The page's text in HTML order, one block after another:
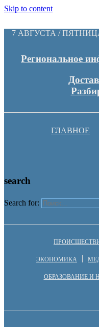
Skip to content
7 АВГУСТА /
Региональное
ГЛАВНОЕ
search
Search for:
ЭКОНОМИКА
ОБРАЗОВАНИЕ И